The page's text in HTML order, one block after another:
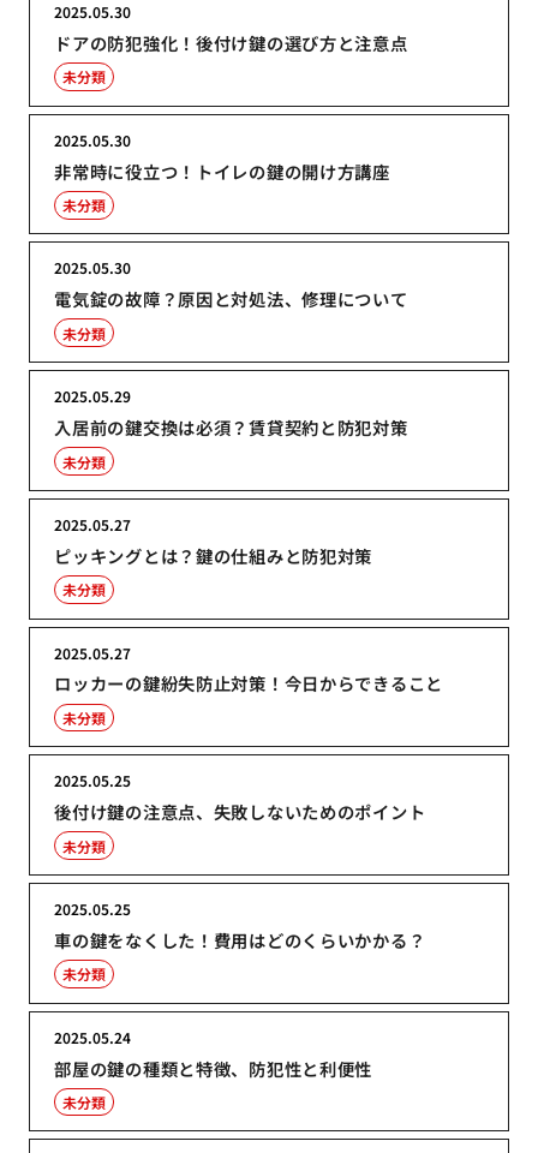
ドアの防犯強化！後付け鍵の選び方と注意点
2025.05.30
未分類
非常時に役立つ！トイレの鍵の開け方講座
2025.05.30
未分類
電気錠の故障？原因と対処法、修理について
2025.05.30
未分類
入居前の鍵交換は必須？賃貸契約と防犯対策
2025.05.29
未分類
ピッキングとは？鍵の仕組みと防犯対策
2025.05.27
未分類
ロッカーの鍵紛失防止対策！今日からできること
2025.05.27
未分類
後付け鍵の注意点、失敗しないためのポイント
2025.05.25
未分類
車の鍵をなくした！費用はどのくらいかかる？
2025.05.25
未分類
部屋の鍵の種類と特徴、防犯性と利便性
2025.05.24
未分類